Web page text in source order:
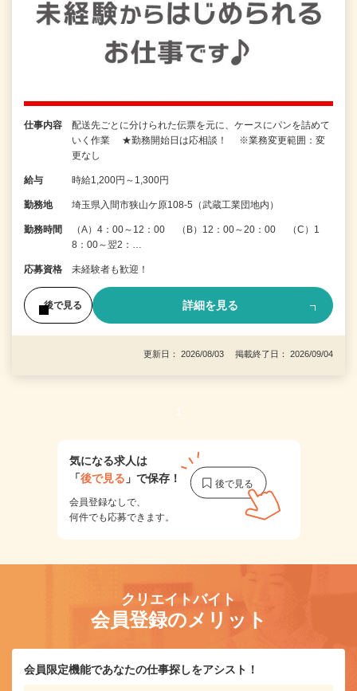
仕事内容
配送先ごとに分けられた伝票を元に、ケースにパンを詰めて
いく作業 ★勤務開始日は応相談！ ※業務変更範囲：変
更なし
給与 時給1,200円～1,300円
勤務地 埼玉県入間市狭山ケ原108-5（武蔵工業団地内）
勤務時間
（A）4：00～12：00 （B）12：00～20：00 （C）1
8：00～翌2：…
応募資格 未経験者も歓迎！
後で見る 詳細を見る
更新日： 2026/08/03 掲載終了日： 2026/09/04
1
気になる求人は
「後で見る 」で保存！
会員登録なしで、
何件でも応募できます。
クリエイトバイト
会員登録のメリット
会員限定機能であなたの仕事探しをアシスト！